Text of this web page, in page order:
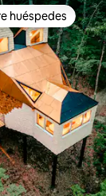
preferido
huéspedes